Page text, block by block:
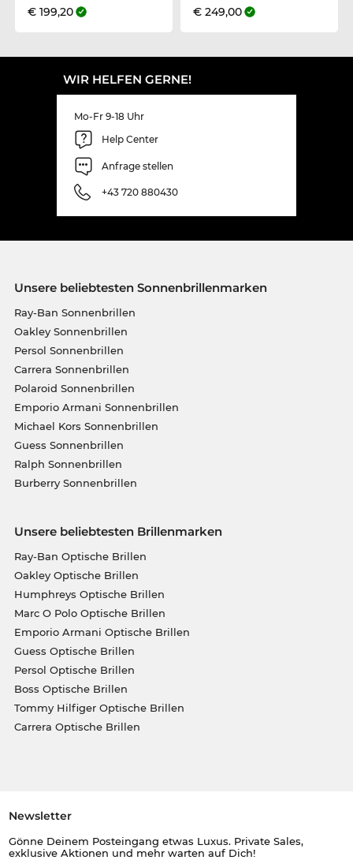
€ 199,20 € 249,00
WIR HELFEN GERNE!
Mo-Fr 9-18 Uhr
Help Center
Anfrage stellen
+43 720 880430
Unsere beliebtesten Sonnenbrillenmarken
Ray-Ban Sonnenbrillen
Oakley Sonnenbrillen
Persol Sonnenbrillen
Carrera Sonnenbrillen
Polaroid Sonnenbrillen
Emporio Armani Sonnenbrillen
Michael Kors Sonnenbrillen
Guess Sonnenbrillen
Ralph Sonnenbrillen
Burberry Sonnenbrillen
Unsere beliebtesten Brillenmarken
Ray-Ban Optische Brillen
Oakley Optische Brillen
Humphreys Optische Brillen
Marc O Polo Optische Brillen
Emporio Armani Optische Brillen
Guess Optische Brillen
Persol Optische Brillen
Boss Optische Brillen
Tommy Hilfiger Optische Brillen
Carrera Optische Brillen
Newsletter
Gönne Deinem Posteingang etwas Luxus. Private Sales,
exklusive Aktionen und mehr warten auf Dich!